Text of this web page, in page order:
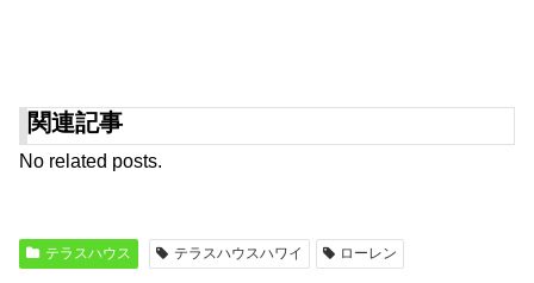
関連記事
No related posts.
テラスハウス テラスハウスハワイ ローレン